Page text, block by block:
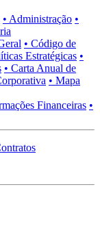
• Administração •
• Código de
Estratégicas •
• Carta Anual de
• Mapa
Financeiras •